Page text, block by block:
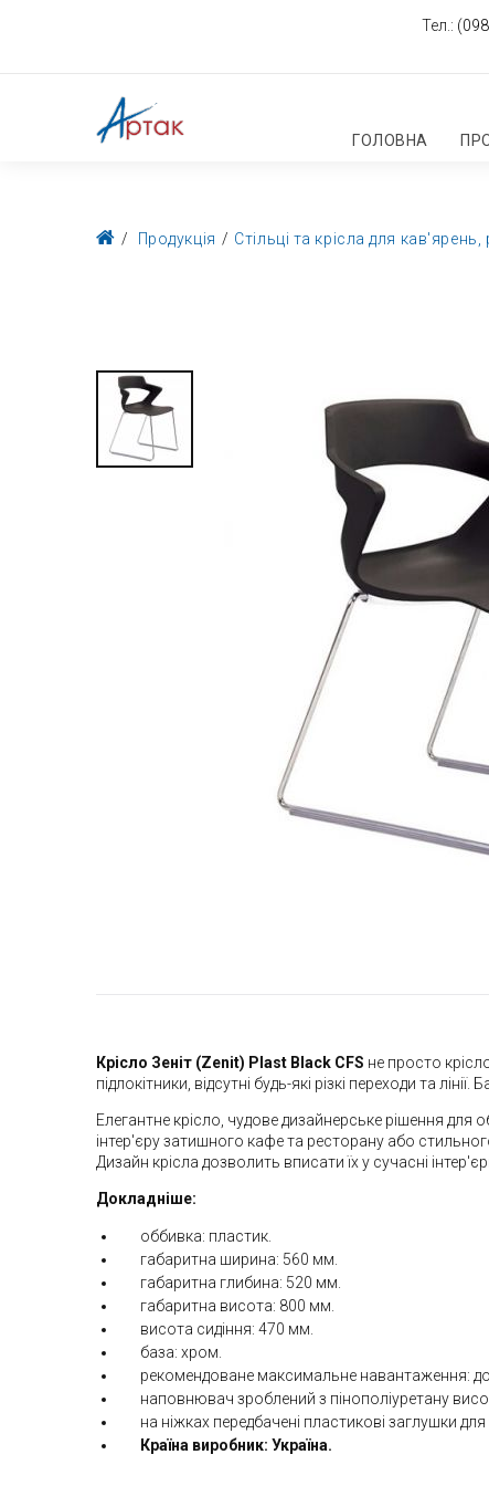
Тел.:
ГОЛОВНА
Продукція Стільці та крісла для кав'ярень,
Крісло Зеніт (Zenit) Plast Black CFS не просто
підлокітники, відсутні будь-які різкі переходи та
Елегантне крісло, чудове дизайнерське рішення
інтер'єру затишного кафе та ресторану або
Дизайн крісла дозволить вписати їх у сучасні
Докладніше:
оббивка: пластик.
габаритна ширина: 560 мм.
габаритна глибина: 520 мм.
габаритна висота: 800 мм.
висота сидіння: 470 мм.
база: хром.
рекомендоване максимальне навантаження: до
наповнювач зроблений з пінополіуретану
на ніжках передбачені пластикові заглушки
Країна виробник: Україна.